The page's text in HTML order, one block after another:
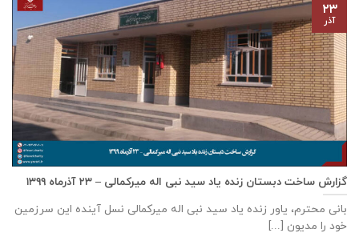
گزارش ساخت دبستان زنده ياد سيد نبی اله ميركمالی – ۲۳ آذر‌ماه ۱۳۹۹
بانی محترم، یاور زنده ياد سيد نبی اله ميركمالی نسل آینده این سرزمین
خود را مدیون [...]
۲۳
آذر